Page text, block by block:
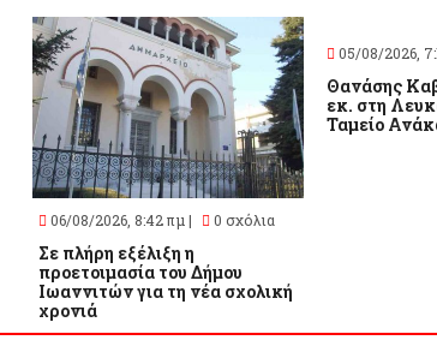
06/08/2026, 8:42 πμ | 0 σχόλια
Σε πλήρη εξέλιξη η
προετοιμασία του Δήμου
Ιωαννιτών για τη νέα σχολική
χρονιά
05/08/2026,
Θανάσης
εκ. στη
Ταμείο